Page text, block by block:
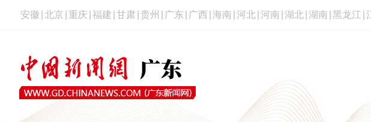
安徽 北京 重庆 福建 甘肃 贵州 广东 广西 海南 河北 河南 湖北 湖南 黑龙江